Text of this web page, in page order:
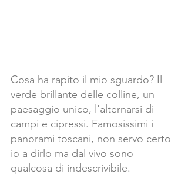
Cosa ha rapito il mio sguardo? Il
verde brillante delle colline, un
paesaggio unico, l'alternarsi di
campi e cipressi. Famosissimi i
panorami toscani, non servo certo
io a dirlo ma dal vivo sono
qualcosa di indescrivibile.